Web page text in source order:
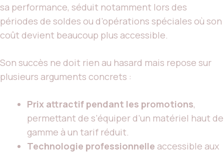
sa performance, séduit notamment lors des
périodes de soldes ou d’opérations spéciales où son
coût devient beaucoup plus accessible.
Son succès ne doit rien au hasard mais repose sur
plusieurs arguments concrets :
Prix attractif pendant les promotions,
permettant de s’équiper d’un matériel haut de
gamme à un tarif réduit.
Technologie professionnelle accessible aux